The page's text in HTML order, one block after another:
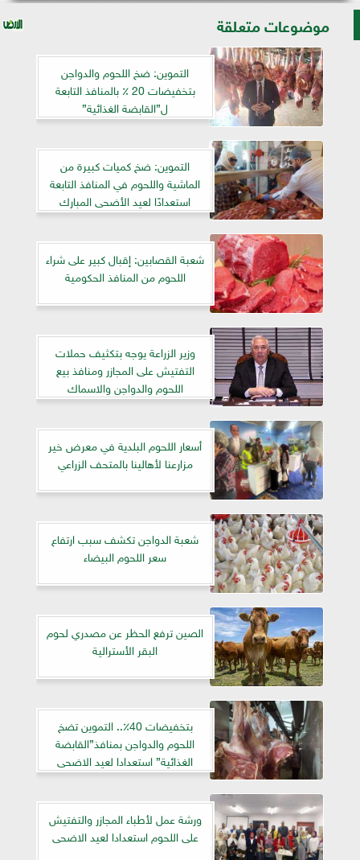
موضوعات متعلقة
التموين: ضخ اللحوم والدواجن
بتخفيضات 20 ٪ بالمنافذ التابعة
ل”القابضة الغذائية”
التموين: ضخ كميات كبيرة من
الماشية واللحوم في المنافذ التابعة
استعدادًا لعيد الأضحى المبارك
شعبة القصابين: إقبال كبير على شراء
اللحوم من المنافذ الحكومية
وزير الزراعة يوجه بتكثيف حملات
التفتيش على المجازر ومنافذ بيع
اللحوم والدواجن والاسماك
أسعار اللحوم البلدية في معرض خير
مزارعنا لأهالينا بالمتحف الزراعي
شعبة الدواجن تكشف سبب ارتفاع
سعر اللحوم البيضاء
الصين ترفع الحظر عن مصدري لحوم
البقر الأسترالية
بتخفيضات 40٪.. التموين تضخ
اللحوم والدواجن بمنافذ”القابضة
الغذائية” استعدادا لعيد الاضحى
المبارك
ورشة عمل لأطباء المجازر والتفتيش
على اللحوم استعدادا لعيد الاضحى